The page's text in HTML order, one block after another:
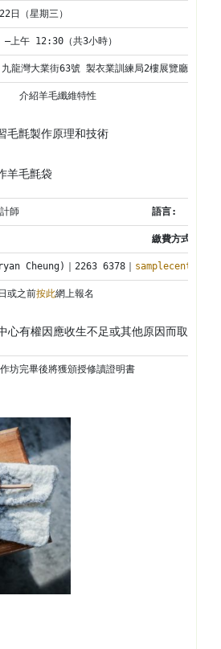
日（星期三）
上午 12:30（共3小時）
龍灣大業街63號 製衣業訓練局2樓展覽廳
介紹羊毛纖維特性
學習毛氈製作原理和技術
作羊毛氈袋
師 語言:
繳費方式
Cheung)｜2263 6378｜
或之前按此網上報名
心有權因應收生不足或其他原因而取消工
坊完畢後將獲頒授修讀證明書